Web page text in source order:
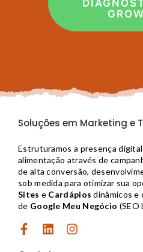
Soluções em Marketing e
Estruturamos a presença
alimentação através de
de alta conversão,
sob medida para otimizar sua
Sites e Cardápios dinâmicos e
de Google Meu Negócio (SEO